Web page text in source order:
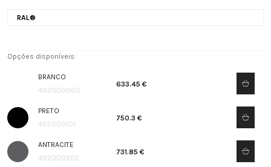
RAL®
Opções disponíveis:
BRANCO
402000000
633.45 €
PRETO
402000101
750.3 €
ANTRACITE
402000202
731.85 €